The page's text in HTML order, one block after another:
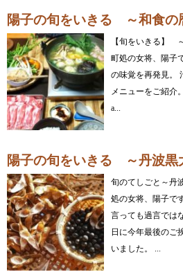
陽子の旬をいきる ～和食の
【旬をいきる】
町処の女将、陽子
の味覚を再発見。
メニューをご紹介
a...
陽子の旬をいきる ～丹波黒
旬のてしごと～丹
処の女将、陽子で
言っても過言では
日に今年最後のご
いました。 ...